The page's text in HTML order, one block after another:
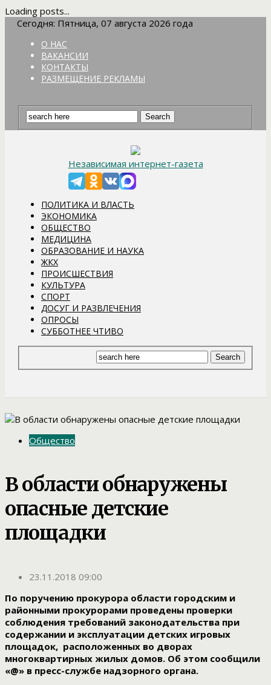
Loading posts...
Сегодня: Пятница, 07 августа 2026 года
О НАС
ВАКАНСИИ
КОНТАКТЫ
РАЗМЕЩЕНИЕ РЕКЛАМЫ
Независимая интернет-газета
ПОЛИТИКА И ВЛАСТЬ
ЭКОНОМИКА
ОБЩЕСТВО
МЕДИЦИНА
ОБРАЗОВАНИЕ И НАУКА
ЖКХ
ПРОИСШЕСТВИЯ
КУЛЬТУРА
СПОРТ
ДОСУГ И РАЗВЛЕЧЕНИЯ
ОПРОСЫ
СУББОТНЕЕ ЧТИВО
Общество
В области обнаружены
опасные детские
площадки
23.11.2018 09:00
По поручению прокурора области городским и
районными прокурорами проведены проверки
соблюдения требований законодательства при
содержании и эксплуатации детских игровых
площадок, расположенных во дворах
многоквартирных жилых домов. Об этом сообщили
«@» в пресс-службе надзорного органа.